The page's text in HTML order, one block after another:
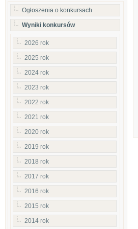
Ogłoszenia o konkursach
Wyniki konkursów
2026 rok
2025 rok
2024 rok
2023 rok
2022 rok
2021 rok
2020 rok
2019 rok
2018 rok
2017 rok
2016 rok
2015 rok
2014 rok